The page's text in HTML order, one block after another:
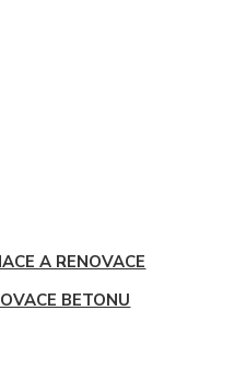
A RENOVACE
BETONU